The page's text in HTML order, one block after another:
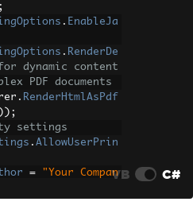
;
. EnableJa
. RenderDe
dynamic content
PDF documents
. RenderHtmlAsPdf
settings
. AllowUserPrin
=
"Your CompanVB C#